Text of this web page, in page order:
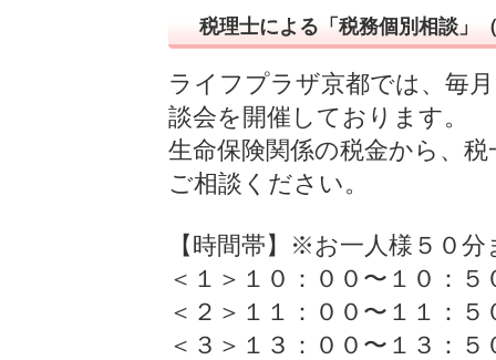
税理士による「税務個別相談」
ライフプラザ京都では、毎
談会を開催しております。
生命保険関係の税金から、
ご相談ください。
【時間帯】※お一人様５０分
＜１＞１０：００〜１０：５
＜２＞１１：００〜１１：５
＜３＞１３：００〜１３：５